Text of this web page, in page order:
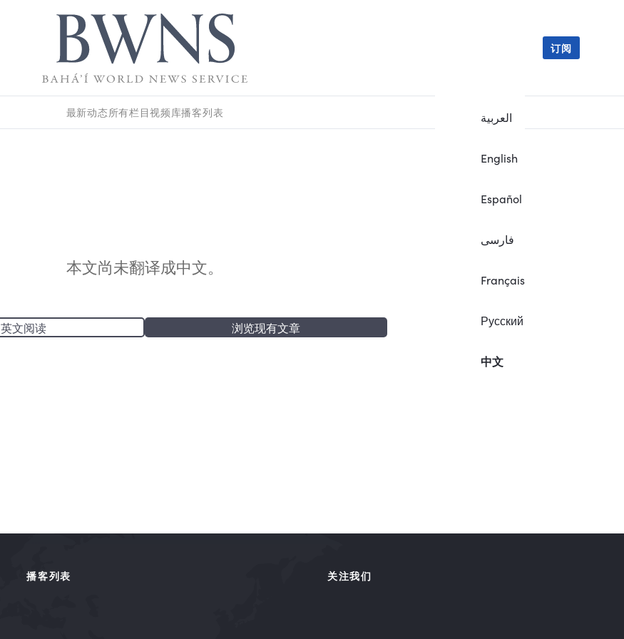
العربية
English
Español
فارسی
Français
Русский
中文
订阅
最新动态所有栏目视频库播客列表
本文尚未翻译成中文。
英文阅读 浏览现有文章
播客列表 关注我们